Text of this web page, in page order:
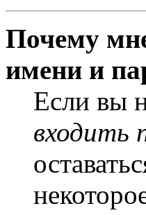
Почему
имени и
Если вы
входить